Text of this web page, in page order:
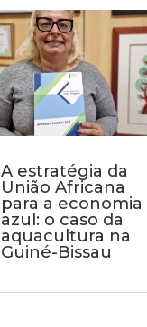
A estratégia da
União Africana
para a economia
azul: o caso da
aquacultura na
Guiné-Bissau